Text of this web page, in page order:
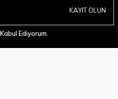
KAYIT OLUN
Ediyorum.